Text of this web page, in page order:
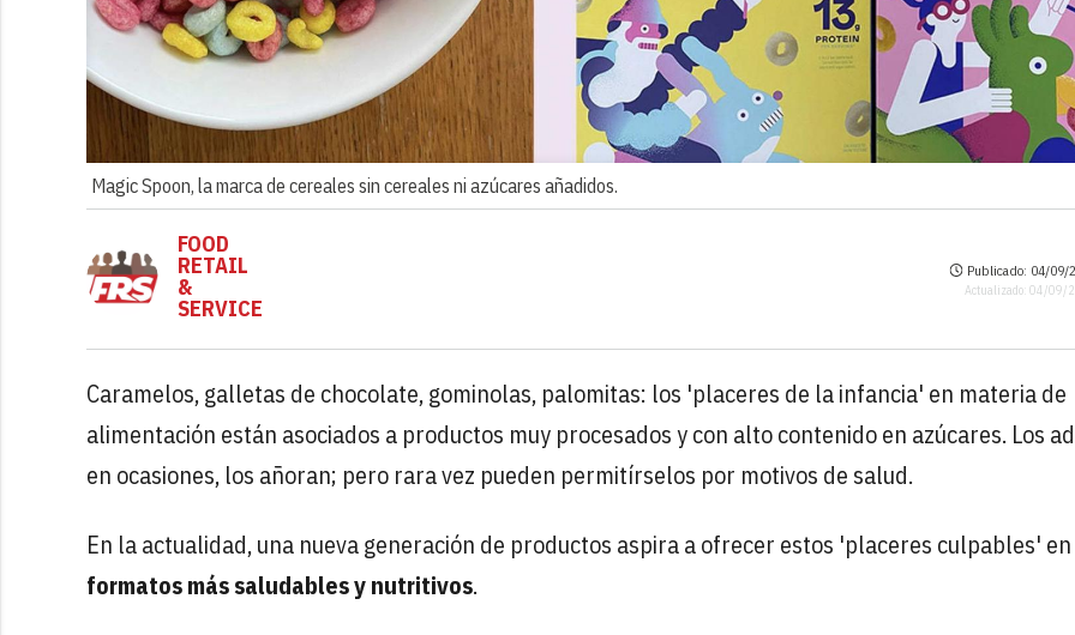
Magic Spoon, la marca de cereales sin cereales ni azúcares añadidos.
FOOD
RETAIL
&
SERVICE
Publicado: 04/09/
Actualizado: 04/09/
Caramelos, galletas de chocolate, gominolas, palomitas: los 'placeres de la infancia' en materia de
alimentación están asociados a productos muy procesados y con alto contenido en azúcares. Los
en ocasiones, los añoran; pero rara vez pueden permitírselos por motivos de salud.
En la actualidad, una nueva generación de productos aspira a ofrecer estos 'placeres culpables' en
formatos más saludables y nutritivos.